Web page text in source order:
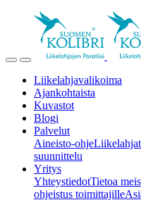
Liikelahjavalikoima
Ajankohtaista
Kuvastot
Blogi
Palvelut
Aineisto-ohjeLiikelahjat
suunnittelu
Yritys
YhteystiedotTietoa
ohjeistus toimittajille